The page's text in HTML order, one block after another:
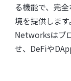
る機能で、完
境を提供しま
Networksはブ
せ、DeFiや